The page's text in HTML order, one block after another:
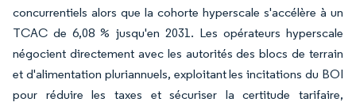
concurrentiels alors que la cohorte hyperscale s'accélère à un
TCAC de 6,08 % jusqu'en 2031. Les opérateurs hyperscale
négocient directement avec les autorités des blocs de terrain
et d'alimentation pluriannuels, exploitant les incitations du BOI
pour réduire les taxes et sécuriser la certitude tarifaire,